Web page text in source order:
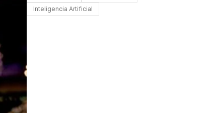
Inteligencia Artificial